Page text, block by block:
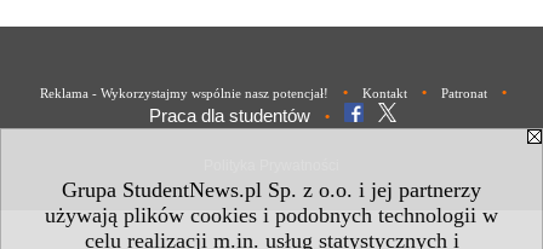
Grupa StudentNews.pl Sp. z o.o. i jej partnerzy
używają plików cookies i podobnych technologii w
celu realizacji m.in. usług statystycznych i
Reklama - Wykorzystajmy wspólnie nasz potencjał! • Kontakt • Patronat •
Praca dla studentów •